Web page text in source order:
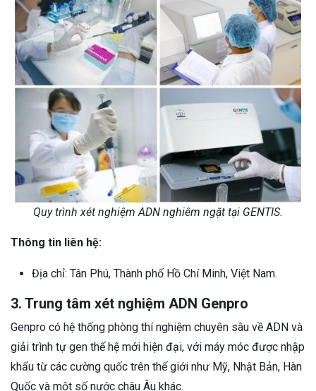
Quy trình xét nghiệm ADN nghiêm ngặt tại GENTIS.
Thông tin liên hệ:
Địa chỉ: Tân Phú, Thành phố Hồ Chí Minh, Việt Nam.
3. Trung tâm xét nghiệm ADN Genpro
Genpro có hệ thống phòng thí nghiệm chuyên sâu về ADN và
giải trình tự gen thế hệ mới hiện đại, với máy móc được nhập
khẩu từ các cường quốc trên thế giới như Mỹ, Nhật Bản, Hàn
Quốc và một số nước châu Âu khác.